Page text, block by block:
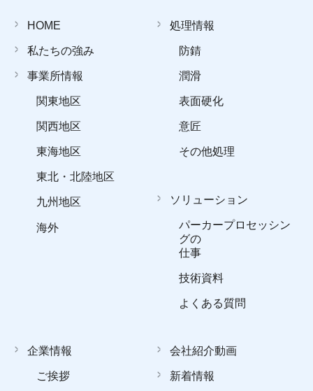
HOME
私たちの強み
事業所情報
関東地区
関西地区
東海地区
東北・北陸地区
九州地区
海外
処理情報
防錆
潤滑
表面硬化
意匠
その他処理
ソリューション
パーカープロセッシン
グの
仕事
技術資料
よくある質問
企業情報
ご挨拶
会社紹介動画
新着情報